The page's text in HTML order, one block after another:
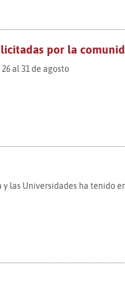
por la
al 31 de agosto
las Universidades ha tenido